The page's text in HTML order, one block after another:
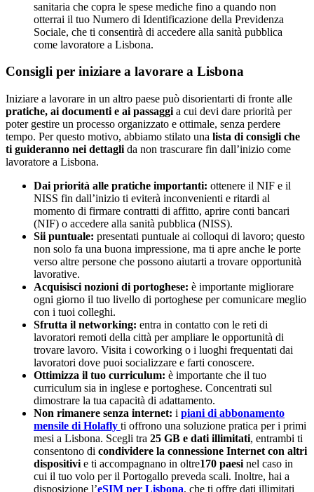
sanitaria che copra le spese mediche fino a quando non
otterrai il tuo Numero di Identificazione della Previdenza
Sociale, che ti consentirà di accedere alla sanità pubblica
come lavoratore a Lisbona.
Consigli per iniziare a lavorare a Lisbona
Iniziare a lavorare in un altro paese può disorientarti di fronte alle
pratiche, ai documenti e ai passaggi a cui devi dare priorità per
poter gestire un processo organizzato e ottimale, senza perdere
tempo. Per questo motivo, abbiamo stilato una lista di consigli che
ti guideranno nei dettagli da non trascurare fin dall’inizio come
lavoratore a Lisbona.
Dai priorità alle pratiche importanti: ottenere il NIF e il
NISS fin dall’inizio ti eviterà inconvenienti e ritardi al
momento di firmare contratti di affitto, aprire conti bancari
(NIF) o accedere alla sanità pubblica (NISS).
Sii puntuale: presentati puntuale ai colloqui di lavoro; questo
non solo fa una buona impressione, ma ti apre anche le porte
verso altre persone che possono aiutarti a trovare opportunità
lavorative.
Acquisisci nozioni di portoghese: è importante migliorare
ogni giorno il tuo livello di portoghese per comunicare meglio
con i tuoi colleghi.
Sfrutta il networking: entra in contatto con le reti di
lavoratori remoti della città per ampliare le opportunità di
trovare lavoro. Visita i coworking o i luoghi frequentati dai
lavoratori dove puoi socializzare e farti conoscere.
Ottimizza il tuo curriculum: è importante che il tuo
curriculum sia in inglese e portoghese. Concentrati sul
dimostrare la tua capacità di adattamento.
Non rimanere senza internet: i piani di abbonamento
mensile di Holafly ti offrono una soluzione pratica per i primi
mesi a Lisbona. Scegli tra 25 GB e dati illimitati, entrambi ti
consentono di condividere la connessione Internet con altri
dispositivi e ti accompagnano in oltre170 paesi nel caso in
cui il tuo volo per il Portogallo preveda scali. Inoltre, hai a
disposizione l’eSIM per Lisbona, che ti offre dati illimitati